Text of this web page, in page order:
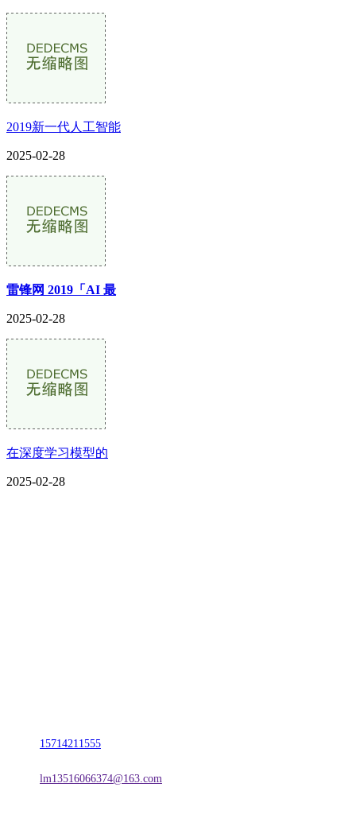
2019新一代人工智能
2025-02-28
雷锋网 2019「AI 最
2025-02-28
在深度学习模型的
2025-02-28
15714211555
lm13516066374@163.com